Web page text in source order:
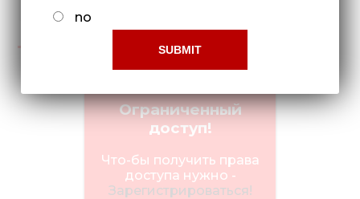
2022
Ограниченный
доступ!
Что-бы получить права
доступа нужно -
Зарегистрироваться!
no